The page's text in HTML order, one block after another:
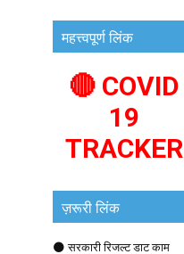
महत्त्वपूर्ण लिंक
🔴 COVID
19
TRACKER
ज़रूरी लिंक
🌑 सरकारी रिजल्ट डाट काम